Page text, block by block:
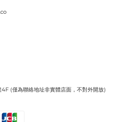
(僅為聯絡地址非實體店面，不對外開放)